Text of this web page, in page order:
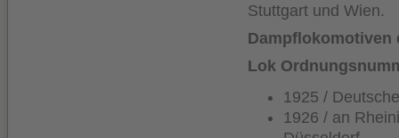
Stuttgart und Wien.
Dampflokomotiven
Lok
1925 /
1926 / an